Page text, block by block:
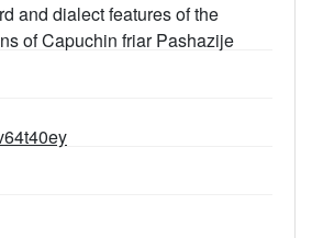
and dialect features of the
of Capuchin friar Pashazije